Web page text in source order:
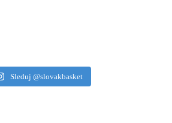
Sleduj @slovakbasket